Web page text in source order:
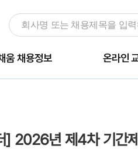
움 채용정보 온라인
] 2026년 제4차 기간